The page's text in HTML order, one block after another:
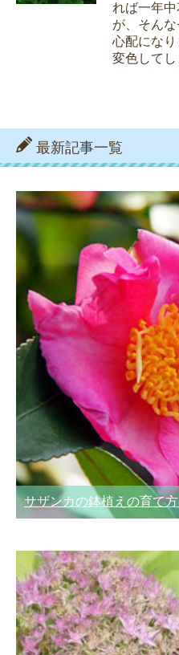
れば一年
が、そん
心配にな
変色して
最新記事一覧
サザンカの鉢植えの育て